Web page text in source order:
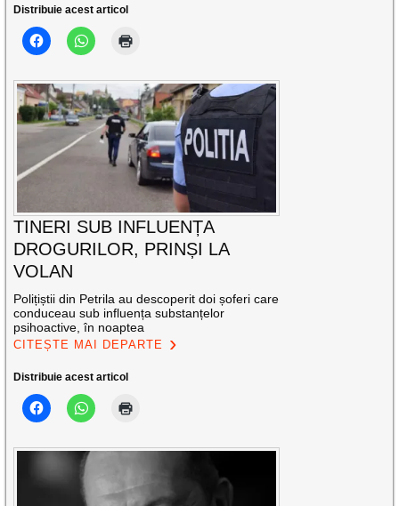
Distribuie acest articol
TINERI SUB INFLUENȚA
DROGURILOR, PRINȘI LA
VOLAN
Polițiștii din Petrila au descoperit doi șoferi care
conduceau sub influența substanțelor
psihoactive, în noaptea
CITEȘTE MAI DEPARTE
Distribuie acest articol